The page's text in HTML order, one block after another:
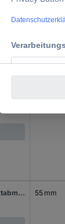
55 mm
PFERD TOOLS 21001083 Frässtift Länge 55 mm Produktabmessung, Ø 6 mm Arbeits-Länge 18 mm Schaftdurchmesser 6 mm 55 mm